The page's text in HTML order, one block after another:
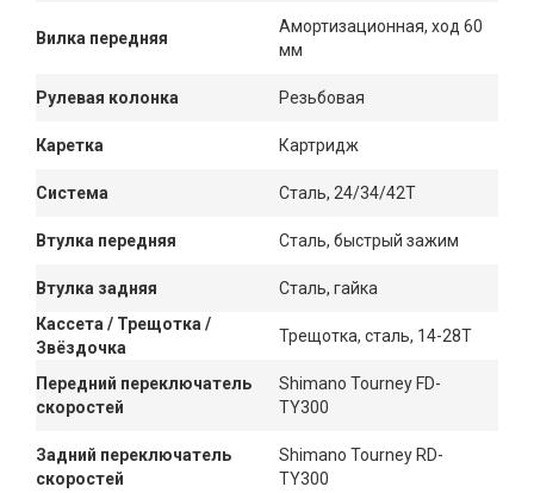
Вилка передняя
Амортизационная, ход 60
мм
Рулевая колонка Резьбовая
Каретка Картридж
Система Сталь, 24/34/42Т
Втулка передняя Сталь, быстрый зажим
Втулка задняя
Сталь, гайка
Кассета / Трещотка /
Звёздочка
Трещотка, сталь, 14-28Т
Передний переключатель
скоростей
Shimano Tourney FD-
TY300
Задний переключатель
скоростей
Shimano Tourney RD-
TY300